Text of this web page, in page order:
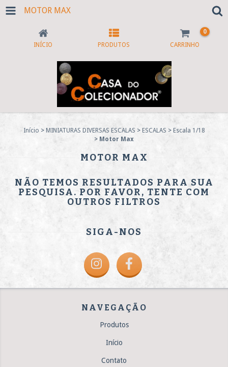
MOTOR MAX
INÍCIO PRODUTOS CARRINHO
0
Início > MINIATURAS DIVERSAS ESCALAS > ESCALAS > Escala 1/18
> Motor Max
MOTOR MAX
NÃO TEMOS RESULTADOS PARA SUA
PESQUISA. POR FAVOR, TENTE COM
OUTROS FILTROS
SIGA-NOS
NAVEGAÇÃO
Produtos
Início
Contato